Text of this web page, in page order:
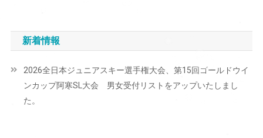
ナ
ビ
ゲ
ー
新着情報
2026全日本ジュニアスキー選手権大会、第15回ゴールドウイ
ンカップ阿寒SL大会 男女受付リストをアップいたしまし
た。